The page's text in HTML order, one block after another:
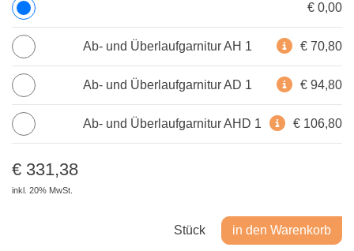
€ 0,00
Ab- und Überlaufgarnitur AH 1  € 70,80
Ab- und Überlaufgarnitur AD 1  € 94,80
Ab- und Überlaufgarnitur AHD 1  € 106,80
€ 331,38
inkl. 20% MwSt.
Stück in den Warenkorb